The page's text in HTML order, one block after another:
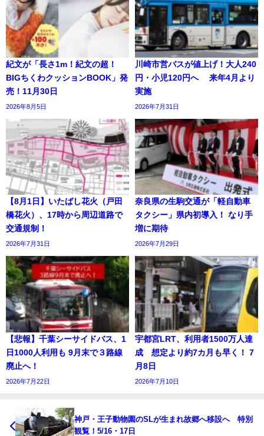
紀文が「長さ1m！紀文の超！
BIGちくわクッションBOOK」発
売！11月30日
2026年8月5日
川崎市営バスが値上げ！大人240
円・小児120円へ 来年4月より
実施
2026年7月31日
【8月1日】いたばし花火（戸田
橋花火）、17時から周辺道路で
交通規制！
2026年7月31日
奈良県の生駒交通が「軽自動車
タクシー」県内初導入！ なり手
増に期待
2026年7月29日
【悲報】千葉シーサイドバス、1
日1000人利用も 9月末で３路線
廃止へ！
2026年7月22日
宇都宮LRT、利用者1500万人達
成 想定より約7カ月も早く！ 7
月8日
2026年7月10日
神戸・王子動物園のSLが生まれ故郷へ移設へ 特別
観覧！5/16・17日